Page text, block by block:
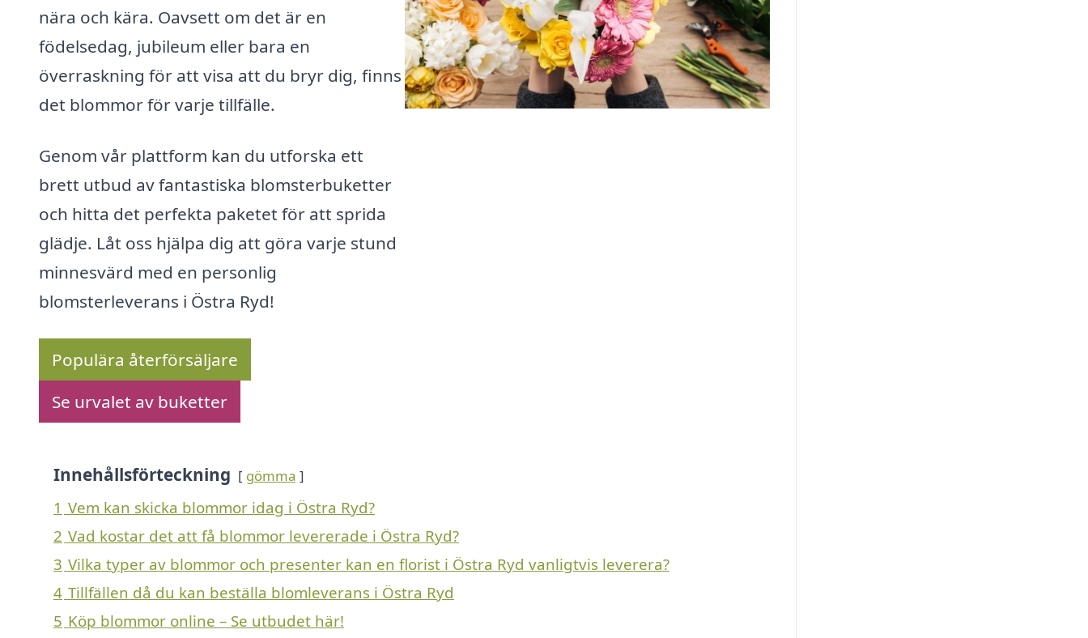
nära och kära. Oavsett om det är en
födelsedag, jubileum eller bara en
överraskning för att visa att du bryr dig, finns
det blommor för varje tillfälle.
Genom vår plattform kan du utforska ett
brett utbud av fantastiska blomsterbuketter
och hitta det perfekta paketet för att sprida
glädje. Låt oss hjälpa dig att göra varje stund
minnesvärd med en personlig
blomsterleverans i Östra Ryd!
Populära återförsäljare
Se urvalet av buketter
Innehållsförteckning gömma
1 Vem kan skicka blommor idag i Östra Ryd?
2 Vad kostar det att få blommor levererade i Östra Ryd?
3 Vilka typer av blommor och presenter kan en florist i Östra Ryd vanligtvis leverera?
4 Tillfällen då du kan beställa blomleverans i Östra Ryd
5 Köp blommor online – Se utbudet här!